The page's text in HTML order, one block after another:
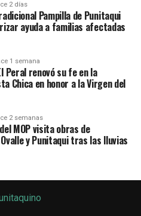
2 días
Pampilla de Punitaqui
ayuda a familias afectadas
1 semana
Peral renovó su fe en la
Chica en honor a la Virgen del
2 semanas
MOP visita obras de
y Punitaqui tras las lluvias